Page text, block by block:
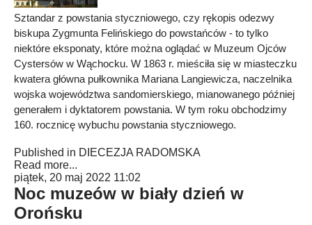
Sztandar z powstania styczniowego, czy rękopis odezwy
biskupa Zygmunta Felińskiego do powstańców - to tylko
niektóre eksponaty, które można oglądać w Muzeum Ojców
Cystersów w Wąchocku. W 1863 r. mieściła się w miasteczku
kwatera główna pułkownika Mariana Langiewicza, naczelnika
wojska województwa sandomierskiego, mianowanego później
generałem i dyktatorem powstania. W tym roku obchodzimy
160. rocznicę wybuchu powstania styczniowego.
Published in DIECEZJA RADOMSKA
Read more...
piątek, 20 maj 2022 11:02
Noc muzeów w biały dzień w
Orońsku